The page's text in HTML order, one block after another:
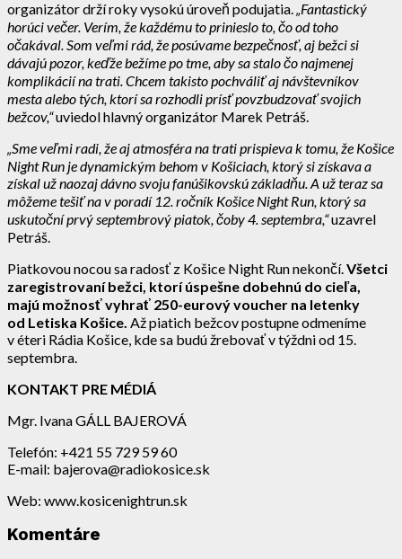
organizátor drží roky vysokú úroveň podujatia.
„Fantastický
horúci večer. Verím, že každému to prinieslo to, čo od toho
očakával. Som veľmi rád, že posúvame bezpečnosť, aj bežci si
dávajú pozor, keďže bežíme po tme, aby sa stalo čo najmenej
komplikácií na trati. Chcem takisto pochváliť aj návštevníkov
mesta alebo tých, ktorí sa rozhodli prísť povzbudzovať svojich
bežcov,“uviedol hlavný organizátor Marek Petráš.
„Sme veľmi radi, že aj atmosféra na trati prispieva k tomu, že Košice
Night Run je dynamickým behom v Košiciach, ktorý si získava a
získal už naozaj dávno svoju fanúšikovskú základňu. A už teraz sa
môžeme tešiť na v poradí 12. ročník Košice Night Run, ktorý sa
uskutoční prvý septembrový piatok, čoby 4. septembra,“uzavrel
Petráš.
Piatkovou nocou sa radosť z Košice Night Run nekončí. Všetci
zaregistrovaní bežci, ktorí úspešne dobehnú do cieľa,
majú možnosť vyhrať 250-eurový voucher na letenky
od Letiska Košice. Až piatich bežcov postupne odmeníme
v éteri Rádia Košice, kde sa budú žrebovať v týždni od 15.
septembra.
KONTAKT PRE MÉDIÁ
Mgr. Ivana GÁLL BAJEROVÁ
Telefón: +421 55 729 59 60
E-mail: bajerova@radiokosice.sk
Web: www.kosicenightrun.sk
Komentáre